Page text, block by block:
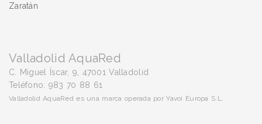
Zaratán
Valladolid AquaRed
C. Miguel Íscar, 9, 47001 Valladolid
Teléfono: 983 70 88 61
Valladolid AquaRed es una marca operada por Yavoi Europa S.L.